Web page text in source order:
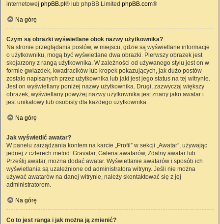
internetowej phpBB.pl ® lub phpBB Limited phpBB.com®
Na górę
Czym są obrazki wyświetlane obok nazwy użytkownika?
Na stronie przeglądania postów, w miejscu, gdzie są wyświetlane informacje
o użytkowniku, mogą być wyświetlane dwa obrazki. Pierwszy obrazek jest
skojarzony z rangą użytkownika. W zależności od używanego stylu jest on w
formie gwiazdek, kwadracików lub kropek pokazujących, jak dużo postów
zostało napisanych przez użytkownika lub jaki jest jego status na tej witrynie.
Jest on wyświetlany poniżej nazwy użytkownika. Drugi, zazwyczaj większy
obrazek, wyświetlany powyżej nazwy użytkownika jest znany jako awatar i
jest unikatowy lub osobisty dla każdego użytkownika.
Na górę
Jak wyświetlić awatar?
W panelu zarządzania kontem na karcie „Profil” w sekcji „Awatar”, używając
jednej z czterech metod: Gravatar, Galeria awatarów, Zdalny awatar lub
Prześlij awatar, można dodać awatar. Wyświetlanie awatarów i sposób ich
wyświetlania są uzależnione od administratora witryny. Jeśli nie można
używać awatarów na danej witrynie, należy skontaktować się z jej
administratorem.
Na górę
Co to jest ranga i jak można ją zmienić?